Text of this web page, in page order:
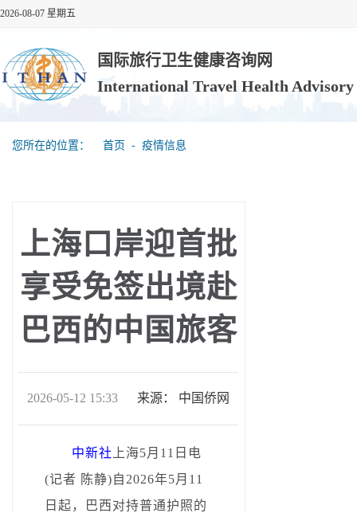
2026-08-07 星期五
国际旅行卫生健康咨询网
International Travel Health
您所在的位置： 首页 ‐ 疫情信息
上海口岸迎首批
享受免签出境赴
巴西的中国旅客
2026-05-12 15:33 来源： 中国侨网
中新社 上海5月11日电
(记者 陈静)自2026年5月11
日起，巴西对持普通护照的